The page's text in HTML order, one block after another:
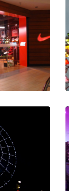
парке
для